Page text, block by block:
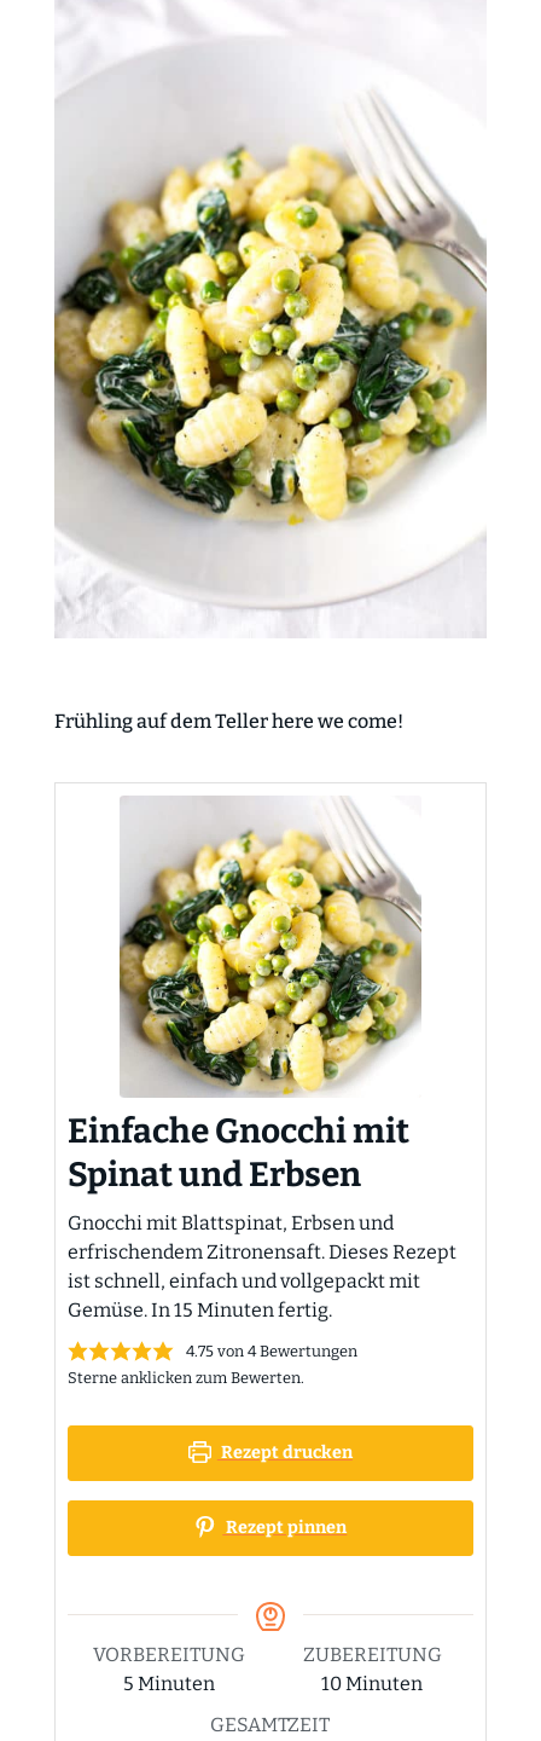
Frühling auf dem Teller here we come!
Einfache Gnocchi mit
Spinat und Erbsen
Gnocchi mit Blattspinat, Erbsen und
erfrischendem Zitronensaft. Dieses Rezept
ist schnell, einfach und vollgepackt mit
Gemüse. In 15 Minuten fertig.
4.75von 4Bewertungen
Sterne anklicken zum Bewerten.
Rezept drucken
Rezept pinnen
VORBEREITUNG
5Minuten
Minuten
ZUBEREITUNG
10Minuten
Minuten
GESAMTZEIT